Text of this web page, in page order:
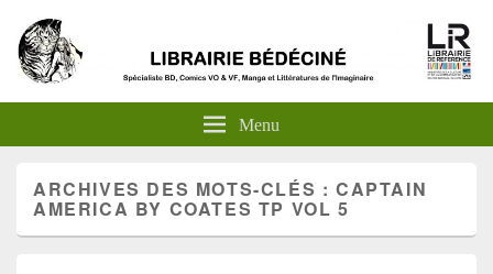
Menu
ARCHIVES DES MOTS-CLÉS :CAPTAIN
AMERICA BY COATES TP VOL 5